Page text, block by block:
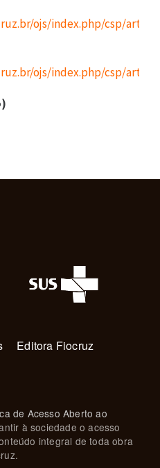
ojs/index.php/csp/
ojs/index.php/csp/
Editora Fiocruz
de Acesso Aberto ao
à sociedade o acesso
integral de toda obra